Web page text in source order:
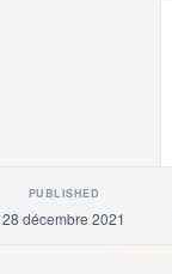
PUBLISHED
28 décembre 2021